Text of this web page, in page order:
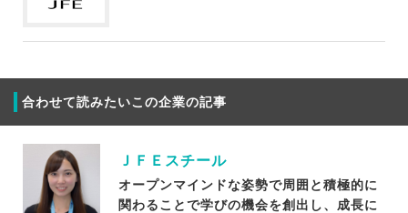
合わせて読みたいこの企業の記事
ＪＦＥスチール
オープンマインドな姿勢で周囲と積極的に
関わることで学びの機会を創出し、成長に